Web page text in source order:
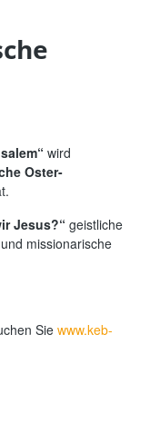
wird
Oster-
Jesus?“ geistliche
missionarische
Sie www.keb-